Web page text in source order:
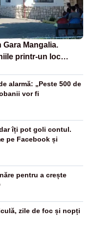
Gara Mangalia.
printr-un loc
alarmă: „Peste 500 de
vor fi
îți pot goli contul.
pe Facebook și
pentru a crește
zile de foc și nopți